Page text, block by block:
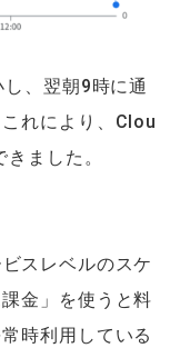
、翌朝9時に通
れにより、Clou
ました。
スレベルのスケ
金」を使うと料
時利用している